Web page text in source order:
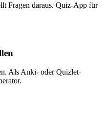
Fragen daraus. Quiz-App für
Als Anki- oder Quizlet-